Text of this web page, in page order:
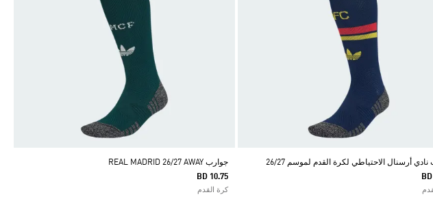
أرسنال الاحتياطي لكرة القدم لموسم 26/27
جوارب REAL MADRID 26/27 AWAY
BD 10.75
كرة القدم